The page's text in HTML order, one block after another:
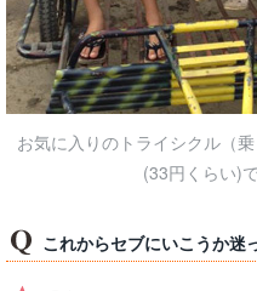
お気に入りのトライシクル（
(33円くらい)
これからセブにいこうか迷